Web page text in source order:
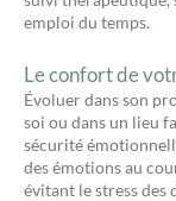
emploi du temps.
Le confort de
Évoluer dans son
soi ou dans un lieu
sécurité
des émotions au
évitant le stress des